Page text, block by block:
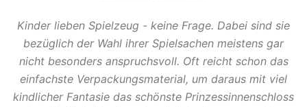
Kinder lieben Spielzeug - keine Frage. Dabei sind sie
bezüglich der Wahl ihrer Spielsachen meistens gar
nicht besonders anspruchsvoll. Oft reicht schon das
einfachste Verpackungsmaterial, um daraus mit viel
kindlicher Fantasie das schönste Prinzessinnenschloss